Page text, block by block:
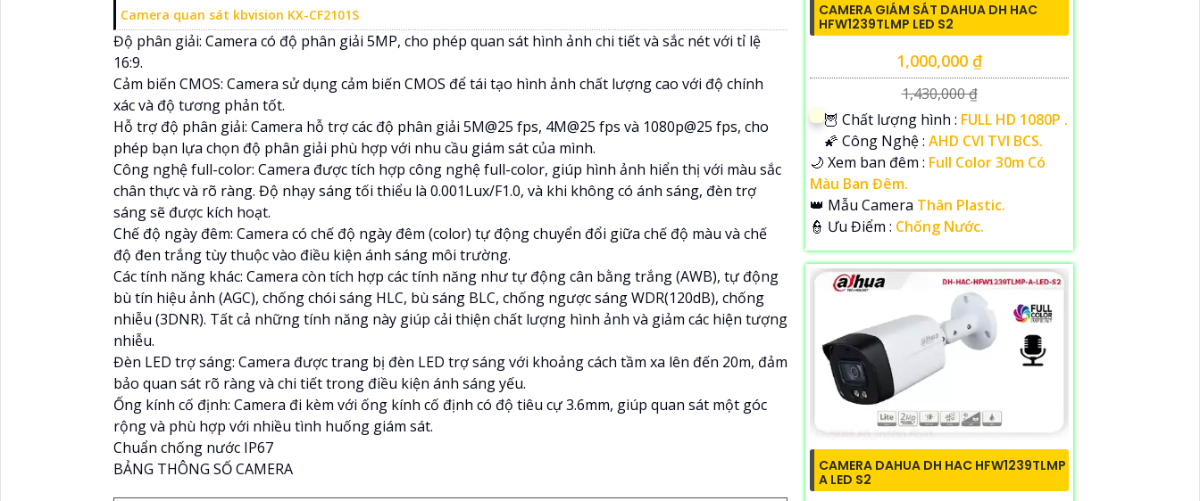
Camera quan sát kbvision KX-CF2101S
Độ phân giải: Camera có độ phân giải 5MP, cho phép quan sát hình ảnh chi tiết và sắc nét với tỉ lệ
16:9.
Cảm biến CMOS: Camera sử dụng cảm biến CMOS để tái tạo hình ảnh chất lượng cao với độ chính
xác và độ tương phản tốt.
Hỗ trợ độ phân giải: Camera hỗ trợ các độ phân giải 5M@25 fps, 4M@25 fps và 1080p@25 fps, cho
phép bạn lựa chọn độ phân giải phù hợp với nhu cầu giám sát của mình.
Công nghệ full-color: Camera được tích hợp công nghệ full-color, giúp hình ảnh hiển thị với màu sắc
chân thực và rõ ràng. Độ nhạy sáng tối thiểu là 0.001Lux/F1.0, và khi không có ánh sáng, đèn trợ
sáng sẽ được kích hoạt.
Chế độ ngày đêm: Camera có chế độ ngày đêm (color) tự động chuyển đổi giữa chế độ màu và chế
độ đen trắng tùy thuộc vào điều kiện ánh sáng môi trường.
Các tính năng khác: Camera còn tích hợp các tính năng như tự động cân bằng trắng (AWB), tự động
bù tín hiệu ảnh (AGC), chống chói sáng HLC, bù sáng BLC, chống ngược sáng WDR(120dB), chống
nhiễu (3DNR). Tất cả những tính năng này giúp cải thiện chất lượng hình ảnh và giảm các hiện tượng
nhiễu.
Đèn LED trợ sáng: Camera được trang bị đèn LED trợ sáng với khoảng cách tầm xa lên đến 20m, đảm
bảo quan sát rõ ràng và chi tiết trong điều kiện ánh sáng yếu.
Ống kính cố định: Camera đi kèm với ống kính cố định có độ tiêu cự 3.6mm, giúp quan sát một góc
rộng và phù hợp với nhiều tình huống giám sát.
Chuẩn chống nước IP67
BẢNG THÔNG SỐ CAMERA
CAMERA GIÁM SÁT DAHUA DH HAC
HFW1239TLMP LED S2
1,000,000 ₫
1,430,000 ₫
🦉 Chất lượng hình : FULL HD 1080P .
🌠 Công Nghệ : AHD CVI TVI BCS.
🌙 Xem ban đêm : Full Color 30m Có
Màu Ban Đêm.
👑 Mẫu Camera Thân Plastic.
️👮 Ưu Điểm : Chống Nước.
CAMERA DAHUA DH HAC HFW1239TLMP
A LED S2